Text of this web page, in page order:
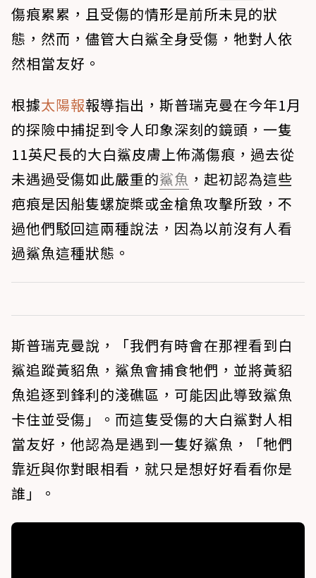
傷痕累累，且受傷的情形是前所未見的狀
態，然而，儘管大白鯊全身受傷，牠對人依
然相當友好。
根據太陽報報導指出，斯普瑞克曼在今年1月
的探險中捕捉到令人印象深刻的鏡頭，一隻
11英尺長的大白鯊皮膚上佈滿傷痕，過去從
未遇過受傷如此嚴重的鯊魚 ，起初認為這些
疤痕是因船隻螺旋槳或金槍魚攻擊所致，不
過他們駁回這兩種說法，因為以前沒有人看
過鯊魚這種狀態。
斯普瑞克曼說，「我們有時會在那裡看到白
鯊追蹤黃貂魚，鯊魚會捕食牠們，並將黃貂
魚追逐到鋒利的淺礁區，可能因此導致鯊魚
卡住並受傷」。而這隻受傷的大白鯊對人相
當友好，他認為是遇到一隻好鯊魚，「牠們
靠近與你對眼相看，就只是想好好看看你是
誰」。